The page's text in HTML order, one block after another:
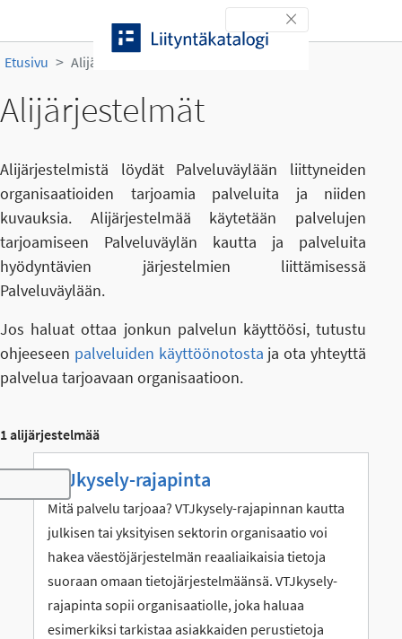
Toggle navigation
Etusivu Alijärjestelmät
Alijärjestelmät
Alijärjestelmistä löydät Palveluväylään liittyneiden
organisaatioiden tarjoamia palveluita ja niiden
kuvauksia. Alijärjestelmää käytetään palvelujen
tarjoamiseen Palveluväylän kautta ja palveluita
hyödyntävien järjestelmien liittämisessä
Palveluväylään.
Jos haluat ottaa jonkun palvelun käyttöösi, tutustu
ohjeeseen palveluiden käyttöönotosta ja ota yhteyttä
palvelua tarjoavaan organisaatioon.
1 alijärjestelmää
Toggle navigation
VTJkysely-rajapinta
Mitä palvelu tarjoaa? VTJkysely-rajapinnan kautta
julkisen tai yksityisen sektorin organisaatio voi
hakea väestöjärjestelmän reaaliaikaisia tietoja
suoraan omaan tietojärjestelmäänsä. VTJkysely-
rajapinta sopii organisaatiolle, joka haluaa
esimerkiksi tarkistaa asiakkaiden perustietoja